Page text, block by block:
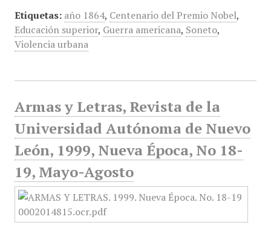
Etiquetas: año 1864, Centenario del Premio Nobel,
Educación superior, Guerra americana, Soneto,
Violencia urbana
Armas y Letras, Revista de la
Universidad Autónoma de Nuevo
León, 1999, Nueva Época, No 18-
19, Mayo-Agosto